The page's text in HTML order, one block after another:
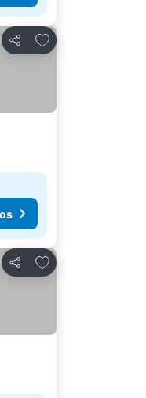
Partilhar
Adicionar aos
Partilhar
Adicionar aos